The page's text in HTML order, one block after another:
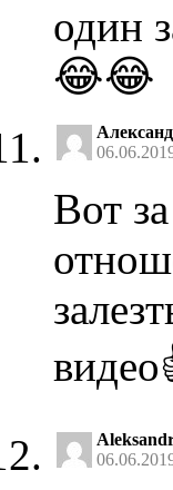
один
😂😂
Вот